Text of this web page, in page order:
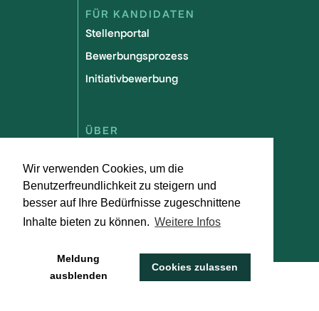
Wir verwenden Cookies, um die
Benutzerfreundlichkeit zu steigern und
besser auf Ihre Bedürfnisse zugeschnittene
Inhalte bieten zu können. Weitere Infos
Meldung
ausblenden
Cookies zulassen
FÜR KANDIDATEN
Stellenportal
Bewerbungsprozess
Initiativbewerbung
ÜBER
Partner werden
Mission und Vision
FAQs